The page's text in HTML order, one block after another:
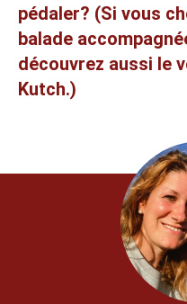
pédaler? (Si vous
balade
découvrez aussi le
Kutch.)